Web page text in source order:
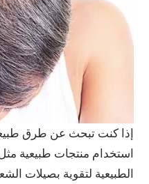
إذا كنت تبحث عن طرق
استخدام منتجات طبيعية
الطبيعية لتقوية بصيلات